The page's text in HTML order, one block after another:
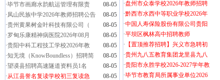
·毕节市画廊水韵航运管理有限责
08-05
·凤山民族中学2026年教师招聘公告
08-05
·贵州黄果树金叶科技有限公司（
08-05
·罗甸乐康精神病医院2026年08月
08-05
·贵阳中科工程技工学校2026年教
08-05
·知无境（KnowBoundless）招聘简
08-05
·望谟县招聘高速隧道资料员1名
08-05
·从江县誉名复读学校初三复读急
08-05
·盘州市众泰学校2026年教师招聘
·黔西市水西中等职业学校2026年
·中国人寿保险股份有限公司贵阳
·平坝区枫林高中招聘教师
· 【置顶推荐招聘】兴义市急聘初
·贵州九八五教育集团龙里县九八
·贵阳市永胜学校2026-2027学年教
·毕节市教育局所属事业单位2026